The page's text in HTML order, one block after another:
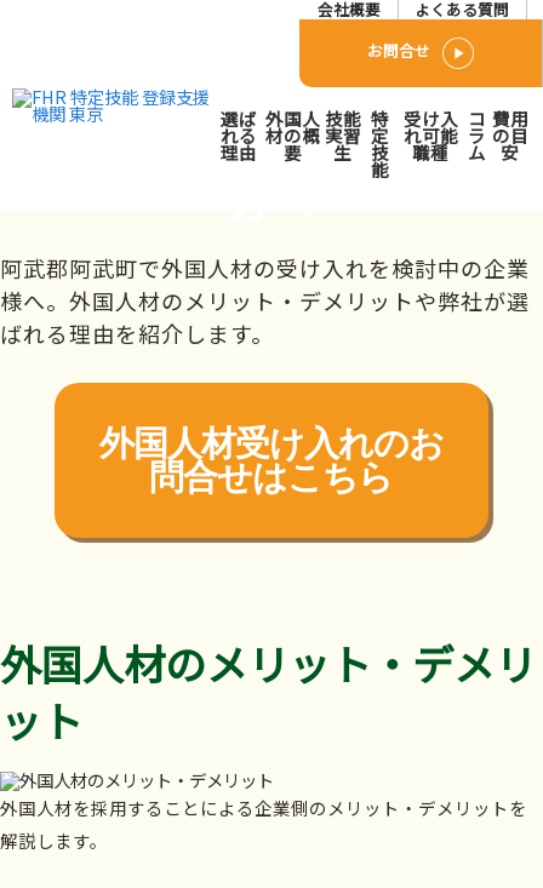
会社概要
よくある質問
お問合せ
選ば
れる
理由
外国人
材の概
要
技能
実習
生
特
定
技
能
受け入
れ可能
職種
コ
ラ
ム
費用
の目
安
阿武郡阿武町で外国人人材
派遣･紹介会社をお探しの
阿武郡阿武町で外国人材の受け入れを検討中の企業
様へ。外国人材のメリット・デメリットや弊社が選
ばれる理由を紹介します。
外国人材受け入れのお
問合せはこちら
外国人材のメリット・デメリ
ット
外国人材を採用することによる企業側のメリット・デメリットを
解説します。